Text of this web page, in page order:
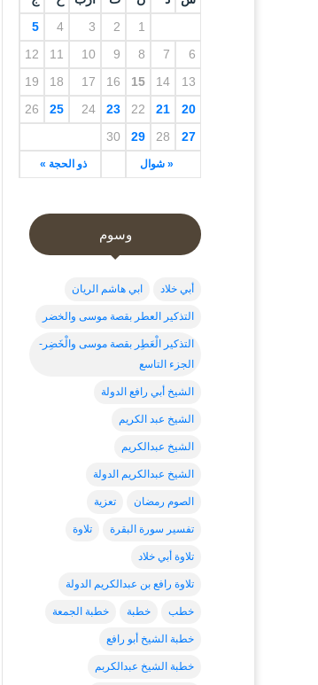
« شوال ذو الحجة »
1
2
3
4
5
6
7
8
9
10
11
12
13
14
15
16
17
18
19
20
21
22
23
24
25
26
27
28
29
30
وسوم
أبي خلاد ابي هاشم الريان
التذكير العطر بقصة موسى والخضر
التذكير الْعَطِر بقصة موسى والْخَضِر-
الجزء التاسع
الشيخ أبي رافع الدولة
الشيخ عبد الكريم
الشيخ عبدالكريم
الشيخ عبدالكريم الدولة
الصوم رمضان تعزية
تفسير سورة البقرة تلاوة
تلاوة أبي خلاد
تلاوة رافع بن عبدالكريم الدولة
خطب خطبة خطبة الجمعة
خطبة الشيخ أبو رافع
خطبة الشيخ عبدالكربم